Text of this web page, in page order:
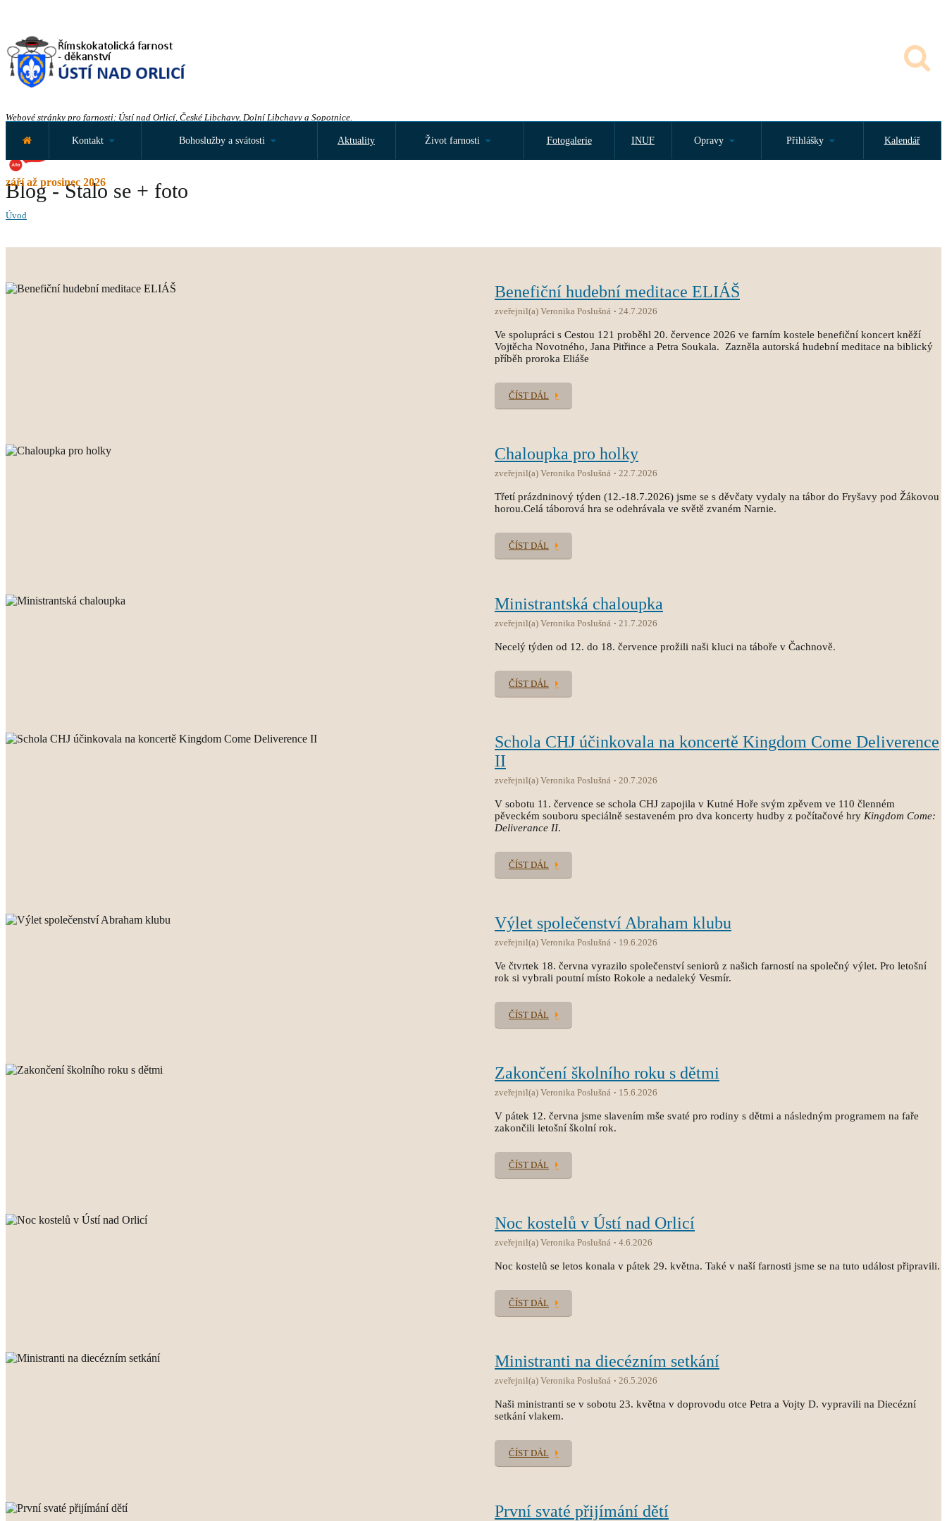
Webové stránky pro farnosti: Ústí nad Orlicí, České Libchavy, Dolní Libchavy a Sopotnice.
září až prosinec 2026
Kontakt Bohoslužby a svátosti Aktuality Život farnosti Fotogalerie INUF Opravy Přihlášky Kalendář
Blog - Stalo se + foto
Úvod
Benefiční hudební meditace ELIÁŠ
zveřejnil(a) Veronika Poslušná 24.7.2026
Ve spolupráci s Cestou 121 proběhl 20. července 2026 ve farním kostele benefiční koncert kněží
Vojtěcha Novotného, Jana Pitřince a Petra Soukala. Zazněla autorská hudební meditace na biblický
příběh proroka Eliáše
ČÍST DÁL
Chaloupka pro holky
zveřejnil(a) Veronika Poslušná 22.7.2026
Třetí prázdninový týden (12.-18.7.2026) jsme se s děvčaty vydaly na tábor do Fryšavy pod Žákovou
horou.Celá táborová hra se odehrávala ve světě zvaném Narnie.
ČÍST DÁL
Ministrantská chaloupka
zveřejnil(a) Veronika Poslušná 21.7.2026
Necelý týden od 12. do 18. července prožili naši kluci na táboře v Čachnově.
ČÍST DÁL
Schola CHJ účinkovala na koncertě Kingdom Come Deliverence
II
zveřejnil(a) Veronika Poslušná 20.7.2026
V sobotu 11. července se schola CHJ zapojila v Kutné Hoře svým zpěvem ve 110 členném
pěveckém souboru speciálně sestaveném pro dva koncerty hudby z počítačové hry Kingdom Come:
Deliverance II.
ČÍST DÁL
Výlet společenství Abraham klubu
zveřejnil(a) Veronika Poslušná 19.6.2026
Ve čtvrtek 18. června vyrazilo společenství seniorů z našich farností na společný výlet. Pro letošní
rok si vybrali poutní místo Rokole a nedaleký Vesmír.
ČÍST DÁL
Zakončení školního roku s dětmi
zveřejnil(a) Veronika Poslušná 15.6.2026
V pátek 12. června jsme slavením mše svaté pro rodiny s dětmi a následným programem na faře
zakončili letošní školní rok.
ČÍST DÁL
Noc kostelů v Ústí nad Orlicí
zveřejnil(a) Veronika Poslušná 4.6.2026
Noc kostelů se letos konala v pátek 29. května. Také v naší farnosti jsme se na tuto událost připravili.
ČÍST DÁL
Ministranti na diecézním setkání
zveřejnil(a) Veronika Poslušná 26.5.2026
Naši ministranti se v sobotu 23. května v doprovodu otce Petra a Vojty D. vypravili na Diecézní
setkání vlakem.
ČÍST DÁL
První svaté přijímání dětí